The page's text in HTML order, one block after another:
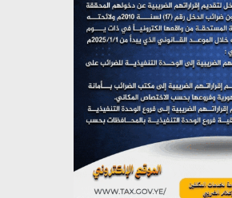
الوهم)
حول جرائم تحالف
القائد)